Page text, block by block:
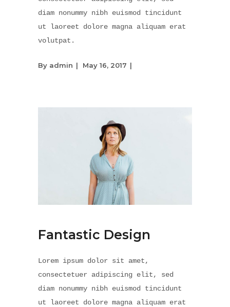
diam nonummy nibh euismod tincidunt
ut laoreet dolore magna aliquam erat
volutpat.
By admin May 16, 2017
Fantastic Design
Lorem ipsum dolor sit amet,
consectetuer adipiscing elit, sed
diam nonummy nibh euismod tincidunt
ut laoreet dolore magna aliquam erat